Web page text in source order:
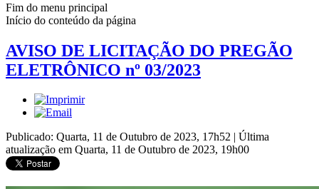
Fim do menu principal
Início do conteúdo da página
AVISO DE LICITAÇÃO DO PREGÃO
ELETRÔNICO nº 03/2023
Publicado: Quarta, 11 de Outubro de 2023, 17h52 | Última
atualização em Quarta, 11 de Outubro de 2023, 19h00